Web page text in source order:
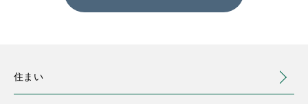
住まい